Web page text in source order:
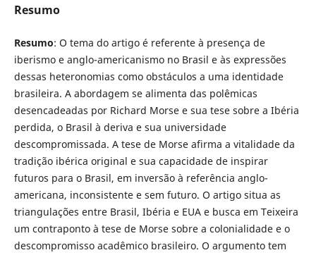
Resumo
Resumo: O tema do artigo é referente à presença de
iberismo e anglo-americanismo no Brasil e às expressões
dessas heteronomias como obstáculos a uma identidade
brasileira. A abordagem se alimenta das polêmicas
desencadeadas por Richard Morse e sua tese sobre a Ibéria
perdida, o Brasil à deriva e sua universidade
descompromissada. A tese de Morse afirma a vitalidade da
tradição ibérica original e sua capacidade de inspirar
futuros para o Brasil, em inversão à referência anglo-
americana, inconsistente e sem futuro. O artigo situa as
triangulações entre Brasil, Ibéria e EUA e busca em Teixeira
um contraponto à tese de Morse sobre a colonialidade e o
descompromisso acadêmico brasileiro. O argumento tem